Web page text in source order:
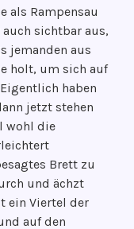
als Rampensau
sichtbar aus,
jemanden aus
holt, um sich auf
haben
jetzt stehen
wohl die
Brett zu
und ächzt
ein Viertel der
auf den